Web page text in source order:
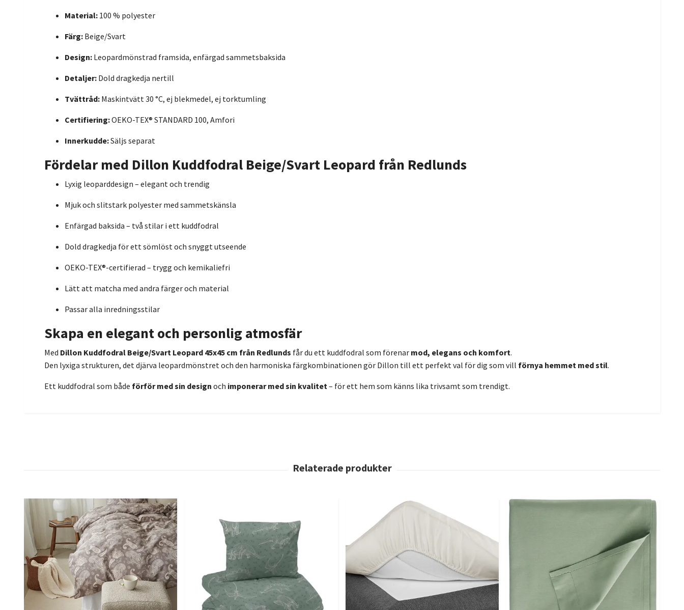
Material: 100 % polyester
Färg: Beige/Svart
Design: Leopardmönstrad framsida, enfärgad sammetsbaksida
Detaljer: Dold dragkedja nertill
Tvättråd: Maskintvätt 30 °C, ej blekmedel, ej torktumling
Certifiering:OEKO-TEX® STANDARD 100, Amfori
Innerkudde:Säljs separat
Fördelar med Dillon Kuddfodral Beige/Svart Leopard från Redlunds
Lyxig leoparddesign – elegant och trendig
Mjuk och slitstark polyester med sammetskänsla
Enfärgad baksida – två stilar i ett kuddfodral
Dold dragkedja för ett sömlöst och snyggt utseende
OEKO-TEX®-certifierad – trygg och kemikaliefri
Lätt att matcha med andra färger och material
Passar alla inredningsstilar
Skapa en elegant och personlig atmosfär
Med Dillon Kuddfodral Beige/Svart Leopard 45x45 cm från Redlunds får du ett kuddfodral som förenar mod, elegans och komfort.
Den lyxiga strukturen, det djärva leopardmönstret och den harmoniska färgkombinationen gör Dillon till ett perfekt val för dig som vill förnya hemmet med stil.
Ett kuddfodral som både förför med sin design och imponerar med sin kvalitet– för ett hem som känns lika trivsamt som trendigt.